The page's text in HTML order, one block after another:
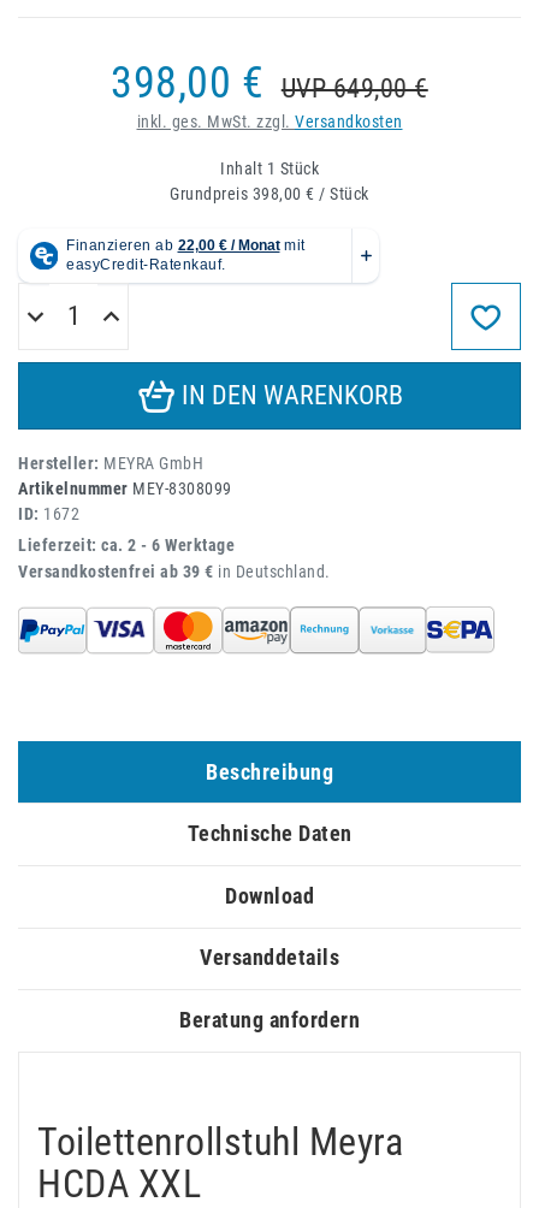
398,00 € UVP 649,00 €
inkl. ges. MwSt. zzgl. Versandkosten
Inhalt 1 Stück
Grundpreis 398,00 € / Stück
IN DEN WARENKORB
Hersteller: MEYRA GmbH
Artikelnummer MEY-8308099
ID: 1672
Lieferzeit: ca. 2 - 6 Werktage
Versandkostenfrei ab 39 € in Deutschland.
Beschreibung
Technische Daten
Download
Versanddetails
Beratung anfordern
Toilettenrollstuhl Meyra
HCDA XXL